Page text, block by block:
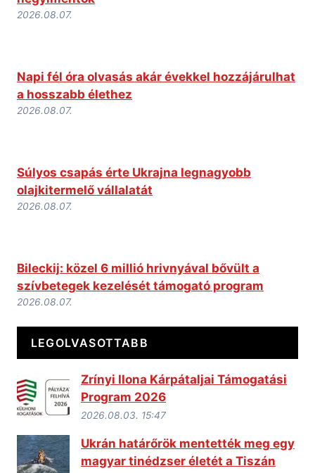
2026.08.07.
Napi fél óra olvasás akár évekkel hozzájárulhat
a hosszabb élethez
2026.08.07.
Súlyos csapás érte Ukrajna legnagyobb
olajkitermelő vállalatát
2026.08.07.
Bileckij: közel 6 millió hrivnyával bővült a
szívbetegek kezelését támogató program
2026.08.07.
LEGOLVASOTTABB
Zrínyi Ilona Kárpátaljai Támogatási
Program 2026
2026.08.03. 15:47
Ukrán határőrök mentették meg egy
magyar tinédzser életét a Tiszán